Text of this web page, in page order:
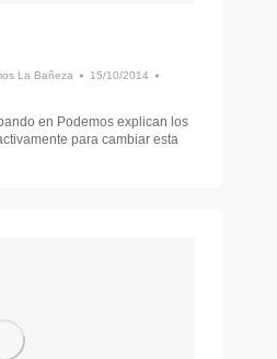
La Bañeza
15/10/2014
en Podemos explican los
para cambiar esta